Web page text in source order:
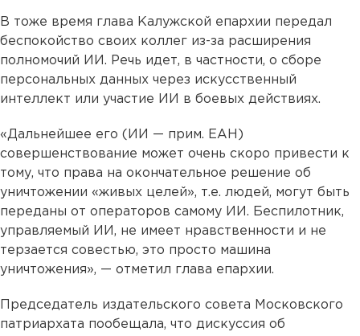
В тоже время глава Калужской епархии передал
беспокойство своих коллег из-за расширения
полномочий ИИ. Речь идет, в частности, о сборе
персональных данных через искусственный
интеллект или участие ИИ в боевых действиях.
«Дальнейшее его (ИИ — прим. ЕАН)
совершенствование может очень скоро привести к
тому, что права на окончательное решение об
уничтожении «живых целей», т.е. людей, могут быть
переданы от операторов самому ИИ. Беспилотник,
управляемый ИИ, не имеет нравственности и не
терзается совестью, это просто машина
уничтожения», — отметил глава епархии.
Председатель издательского совета Московского
патриархата пообещала, что дискуссия об